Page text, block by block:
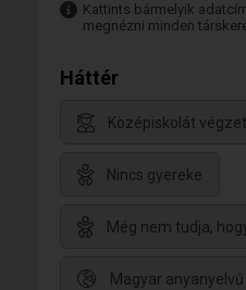
Kattints bármelyik
megnézni minden
Háttér
Középiskolát
Nincs gyereke
Még nem tudja,
Magyar anyanyelvű